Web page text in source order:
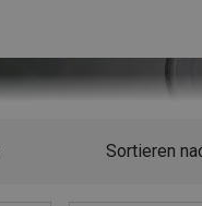
Sortieren